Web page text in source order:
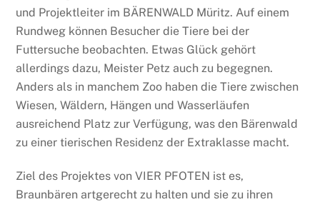
und Projektleiter im BÄRENWALD Müritz. Auf einem
Rundweg können Besucher die Tiere bei der
Futtersuche beobachten. Etwas Glück gehört
allerdings dazu, Meister Petz auch zu begegnen.
Anders als in manchem Zoo haben die Tiere zwischen
Wiesen, Wäldern, Hängen und Wasserläufen
ausreichend Platz zur Verfügung, was den Bärenwald
zu einer tierischen Residenz der Extraklasse macht.
Ziel des Projektes von VIER PFOTEN ist es,
Braunbären artgerecht zu halten und sie zu ihren